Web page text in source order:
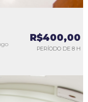
R$400,00
PERÍODO DE 8 H